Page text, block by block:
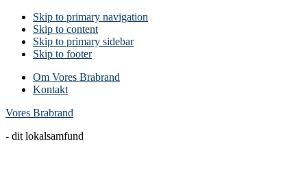
Skip to primary navigation
Skip to content
Skip to primary sidebar
Skip to footer
Om Vores Brabrand
Kontakt
Vores Brabrand
- dit lokalsamfund